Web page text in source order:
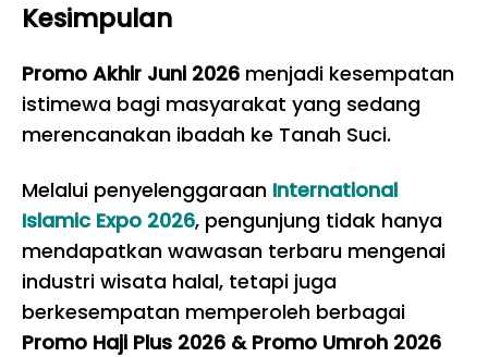
Kesimpulan
Promo Akhir Juni 2026 menjadi kesempatan
istimewa bagi masyarakat yang sedang
merencanakan ibadah ke Tanah Suci.
Melalui penyelenggaraan International
Islamic Expo 2026, pengunjung tidak hanya
mendapatkan wawasan terbaru mengenai
industri wisata halal, tetapi juga
berkesempatan memperoleh berbagai
Promo Haji Plus 2026 & Promo Umroh 2026